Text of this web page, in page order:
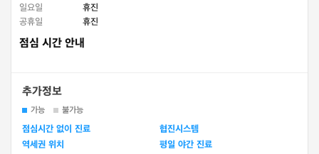
일요일
휴진
공휴일
휴진
점심 시간 안내
추가정보
가능 불가능
점심시간 없이 진료
협진시스템
역세권 위치
평일 야간 진료